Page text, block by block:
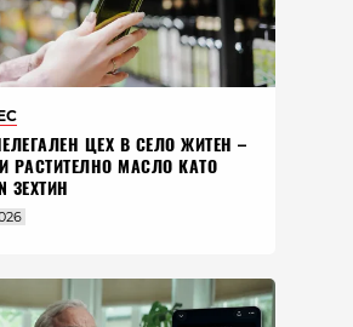
ЦЕХ В СЕЛО ЖИТЕН –
РАСТИТЕЛНО МАСЛО КАТО
ЗЕХТИН